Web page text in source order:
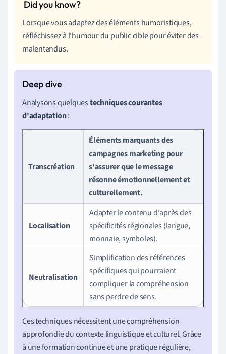
Lorsque vous adaptez des éléments humoristiques,
réfléchissez à l'humour du public cible pour éviter des
malentendus.
Analysons quelquestechniques courantes
d'adaptation:
Transcréation
Éléments marquants des
campagnes marketing pour
s'assurer que le message
résonne émotionnellement et
culturellement.
Localisation
Adapter le contenu d'après des
spécificités régionales (langue,
monnaie, symboles).
Neutralisation
Simplification des références
spécifiques qui pourraient
compliquer la compréhension
sans perdre de sens.
Ces techniques nécessitent une compréhension
approfondie du contexte linguistique et culturel. Grâce
à une formation continue et une pratique régulière,